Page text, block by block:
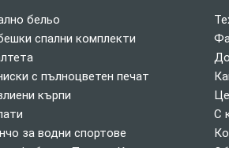
бельо
спални комплекти
с пълноцветен печат
кърпи
за водни спортове
С